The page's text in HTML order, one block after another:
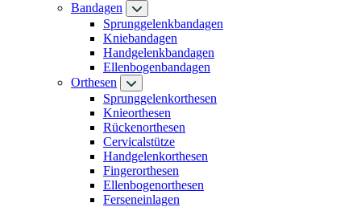
Bandagen
Sprunggelenkbandagen
Kniebandagen
Handgelenkbandagen
Ellenbogenbandagen
Orthesen
Sprunggelenkorthesen
Knieorthesen
Rückenorthesen
Cervicalstütze
Handgelenkorthesen
Fingerorthesen
Ellenbogenorthesen
Ferseneinlagen